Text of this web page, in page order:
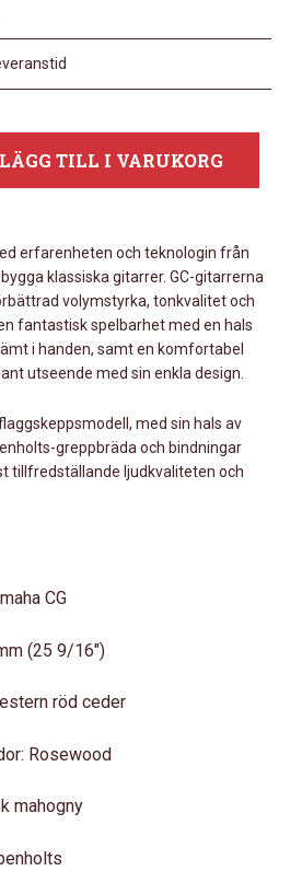
LÄGG TILL I VARUKORG
erfarenheten och teknologin från
klassiska gitarrer. GC-gitarrerna
volymstyrka, tonkvalitet och
fantastisk spelbarhet med en hals
i handen, samt en komfortabel
utseende med sin enkla design.
med sin hals av
greppbräda och bindningar
tillfredställande ljudkvaliteten och
CG
(25 9/16″)
röd ceder
Rosewood
mahogny